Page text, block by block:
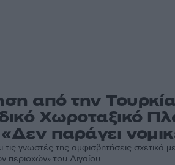
από την
Χωροταξικό
παράγει
γνωστές της αμφισβητήσεις σχετικά
περιοχών» του Αιγαίου